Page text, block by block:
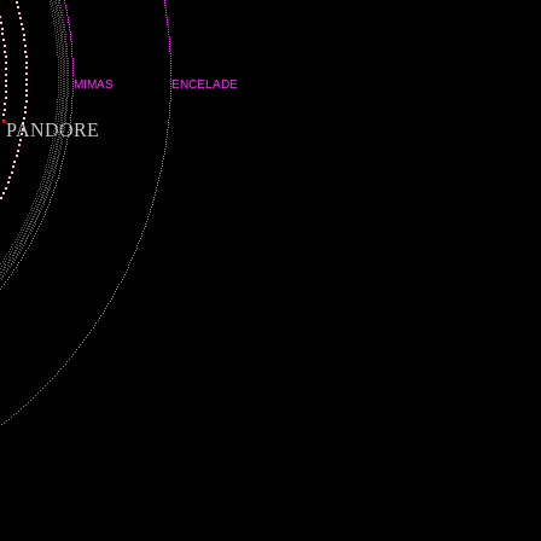
MIMAS ENCELADE